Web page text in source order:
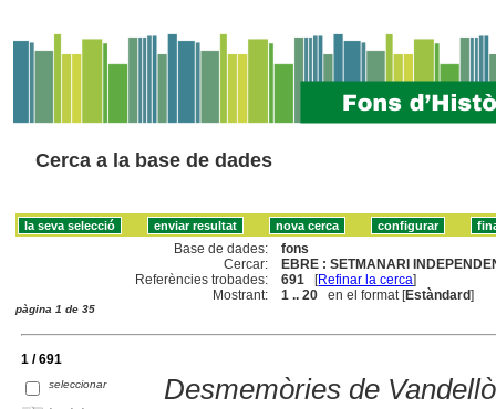
Cerca a la base de dades
Base de dades:
fons
Cercar:
EBRE : SETMANARI
Referències trobades:
691 [Refinar la cerca]
Mostrant:
1 .. 20 en el format [Estàndard]
pàgina 1 de 35
1 / 691
seleccionar Desmemòries de